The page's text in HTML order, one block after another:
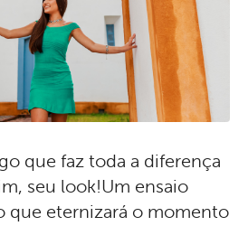
que faz toda a diferença
seu look!Um ensaio
que eternizará o momento